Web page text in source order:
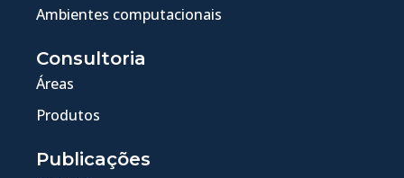
Ambientes computacionais
Consultoria
Áreas
Produtos
Publicações